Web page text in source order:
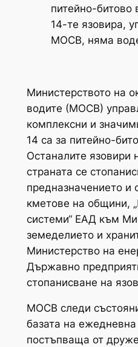
питейно-битово
14-те язовира,
МОСВ, няма
Министерството на
водите (МОСВ)
комплексни и
14 са за питейно-
Останалите язовири
страната се
предназначението и
кметове на общини,
системи“ ЕАД към
земеделието и
Министерство на
Държавно
стопанисване на
МОСВ следи
базата на
постъпваща от